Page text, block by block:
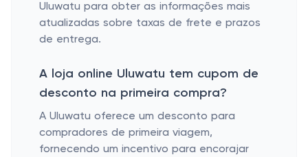
Uluwatu para obter as informações mais
atualizadas sobre taxas de frete e prazos
de entrega.
A loja online Uluwatu tem cupom de
desconto na primeira compra?
A Uluwatu oferece um desconto para
compradores de primeira viagem,
fornecendo um incentivo para encorajar